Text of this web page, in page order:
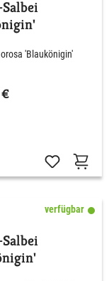
'Blaukönigin'
verfügbar